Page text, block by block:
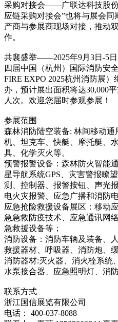
采购对接会——广联达科技股份
应链采购对接会”也将与展会
产商与参展商现场对接，推动
作。
共襄盛举——2025年9月3日-5日
四届中国（杭州）国际消防安
FIRE EXPO 2025杭州消防展
办，预计展出面积将达30,000
人次。欢迎您届时参观参展！
参展范围
森林消防陆空装备: 林间移动
机、坦克车、快艇、摩托艇、
具、化学灭火等。
预警报警设备：森林防火智能
星导航系统GPS、灾害警报瞭
测、控制器、报警按钮、声光
电火灾报警、应急广播和消防电
应急抢险救援设备展区：移动
急急救防疫技术、应急通讯网
急救援设备等；
消防设备：消防车辆及装备、
救援器材、呼吸器、消防炮、
消防器材:灭火器、消火栓系统
水泵接合器、应急照明灯、消
联系方式
浙江国信展览有限公司
电话： 400-037-8088